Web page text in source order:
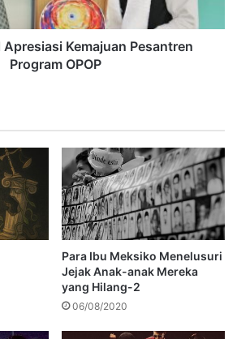
Apresiasi Kemajuan Pesantren
Program OPOP
Para Ibu Meksiko Menelusuri
Jejak Anak-anak Mereka
yang Hilang-2
06/08/2020